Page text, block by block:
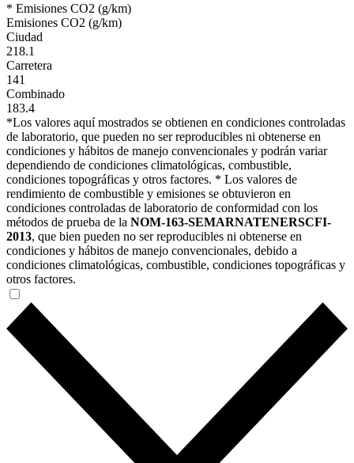
* Emisiones CO2 (g/km)
Emisiones CO2 (g/km)
Ciudad
218.1
Carretera
141
Combinado
183.4
*Los valores aquí mostrados se obtienen en condiciones controladas
de laboratorio, que pueden no ser reproducibles ni obtenerse en
condiciones y hábitos de manejo convencionales y podrán variar
dependiendo de condiciones climatológicas, combustible,
condiciones topográficas y otros factores. * Los valores de
rendimiento de combustible y emisiones se obtuvieron en
condiciones controladas de laboratorio de conformidad con los
métodos de prueba de la NOM-163-SEMARNATENERSCFI-
2013, que bien pueden no ser reproducibles ni obtenerse en
condiciones y hábitos de manejo convencionales, debido a
condiciones climatológicas, combustible, condiciones topográficas y
otros factores.